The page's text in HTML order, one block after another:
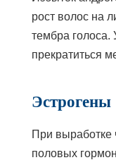
рост волос на
тембра голоса.
прекратиться
Эстрогены
При выработке
половых